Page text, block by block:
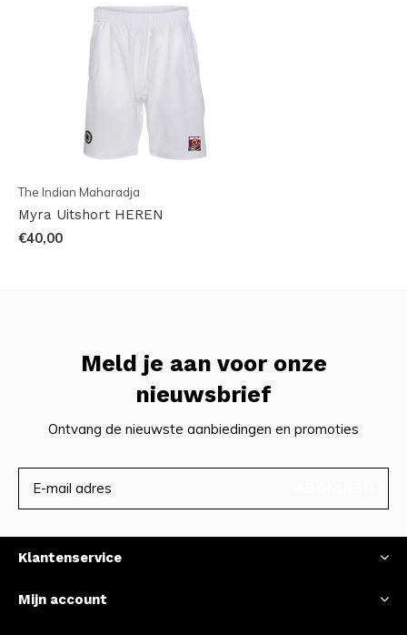
The Indian Maharadja
Myra Uitshort HEREN
€40,00
Meld je aan voor onze
nieuwsbrief
Ontvang de nieuwste aanbiedingen en promoties
Klantenservice
Mijn account